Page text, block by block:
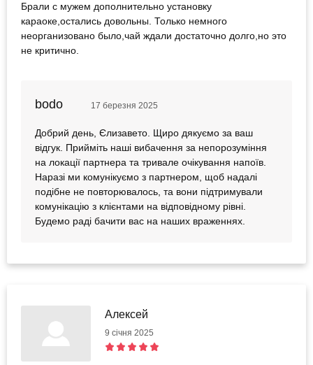
проінформованими. 4. Ми передали ваше
зауваження партнеру, аби ретельніше ставилися до
розрахунку клієнтів та обов'язково надавали чек про
оплату. 5. Щодо мови обслуговування, розуміємо
з партнером та провели роботу з партнером щодо
передбачено і законом України. Раді, що у
приміщенні для показу фільму вам було комфортно
та затишно, а сам відпочинок видався чудовим
проведенням часу. Як вибачення на вашу пошту
надіслано компенсаційний сертифікат на враження
компанії bodo. З партнером провели додаткове
навчання, щодо роботи з записами клієнтів, а також
враження викликатимуть у вас лише позитивні
Брали с мужем дополнительно установку
караоке,остались довольны. Только немного
неорганизовано было,чай ждали достаточно долго,но это
не критично.
bodo 17 березня 2025
Добрий день, Єлизавето. Щиро дякуємо за ваш
відгук. Прийміть наші вибачення за непорозуміння
на локації партнера та тривале очікування напоїв.
Наразі ми комунікуємо з партнером, щоб надалі
подібне не повторювалось, та вони підтримували
комунікацію з клієнтами на відповідному рівні.
Будемо раді бачити вас на наших враженнях.
Алексей
9 січня 2025